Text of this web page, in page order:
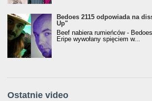
Bedoes 2115 odpowiada na
Up"
Beef nabiera rumieńców -
Eripe wywołany spięciem w...
Ostatnie video